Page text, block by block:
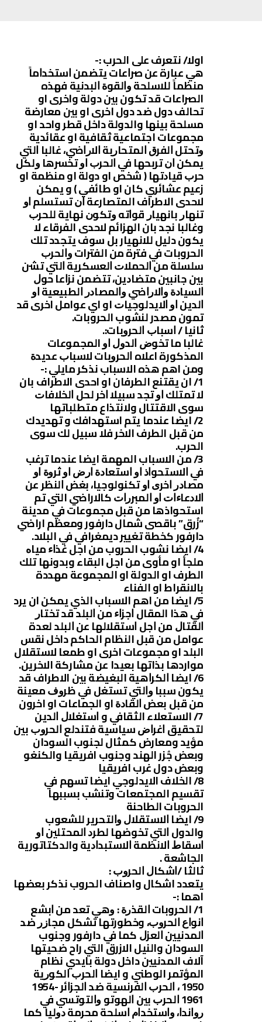
اولا/ نتعرف على الحرب :-
ﻫﻲ عبارة عن ﺻﺮﺍعات ﻳﺘﻀﻤﻦ ﺍﺳﺘﺨﺪﺍﻣﺎً
ﻣﻨﻈﻤﺎً ﻟﻼﺳﻠﺤﺔ ﻭﺍﻟﻘﻮﺓ ﺍﻟﺒﺪﻧﻴﺔ فهذه
الصراعات قد تكون بين دولة واخرى او
تحالف دول ضد دول اخرى او بين معارضة
مسلحة بينها والدولة داخل قطر واحد او
مجموعات اجتماعية ثقافية او عقائدية
ﻭﺗﺤﺘﻞ ﺍﻟﻔﺮﻕ ﺍﻟﻤﺘﺤﺎﺭﺑﺔ ﺍﻻﺭﺍﺿﻲ، ﻏﺎﻟﺒﺎ ﺍﻟﺘﻲ
ﻳﻤﻜﻦ ﺍﻥ ﺗﺮﺑﺤﻬﺎ ﻓﻲ ﺍﻟﺤﺮﺏ ﺍﻭ ﺗﺨﺴﺮﻫﺎ ﻭﻟﻜﻞ
ﺣﺮﺏ ﻗﻴﺎﺩﺗﻬﺎ ‏( ﺷﺨﺺ او دولة او منظمة او
زعيم عشائري كان او طائفي ‏) و ﻳﻤﻜﻦ
لاحدى الاطراف المتصارعة ﺍﻥ ﺗﺴﺘﺴﻠﻢ ﺍﻭ
ﺗﻨﻬﺎﺭ ﺑﺎﻧﻬﻴﺎﺭ ﻗﻮﺍﺗﻪ ﻭﺗﻜﻮﻥ ﻧﻬﺎﻳﺔ ﻟﻠﺤﺮﺏ
وغالبا نجد بان الهزائم لاحدى الفرقاء لا
يكون دليل للانهيار بل سوف يتجدد تلك
الحروبات في فترة من الفترات ﻭﺍﻟﺤﺮﺏ
ﺳﻠﺴﻠﺔ ﻣﻦ ﺍﻟﺤﻤﻼﺕ ﺍﻟﻌﺴﻜﺮﻳﺔ ﺍﻟﺘﻲ ﺗﺸﻦ
ﺑﻴﻦ ﺟﺎﻧﺒﻴﻦ ﻣﺘﻀﺎﺩﻳﻦ، ﺗﺘﻀﻤﻦ ﻧﺰﺍﻋﺎ ﺣﻮﻝ
ﺍﻟﺴﻴﺎﺩﺓ ﻭﺍﻻﺭﺍﺿﻲ ﻭﺍﻟﻤﺼﺎﺩﺭ ﺍﻟﻄﺒﻴﻌﻴﺔ ﺍﻭ
ﺍﻟﺪﻳﻦ ﺍﻭ ﺍﻻﻳﺪﻟﻮﺟﻴﺎﺕ او اي عوامل اخرى قد
تمون مصدر لنشوب الحروبات.
ثانيا / ﺍﺳﺒﺎﺏ ﺍﻟﺤﺮﻭبات:.
غالبا ما ﺗﺨﻮﺽ ﺍﻟﺪﻭﻝ ﺍﻭ المجموعات
المذكورة اعلاه ﺍﻟﺤﺮﻭبات ﻻﺳﺒﺎﺏ ﻋﺪﻳﺪﺓ
ومن اهم هذه الاسباب نذكر مايلي :-
1/ ان يقتنع الطرفان او احدى الاطراف بان
ﻻ ﺗﻤﺘﻠﻚ ﺍﻭ ﺗﺠﺪ ﺳﺒﻴﻼ ﺍﺧﺮ ﻟﺤﻞ ﺍﻟﺨﻼﻓﺎﺕ
سوى الاقتتال ولانتذاع متطلباتها
2/ ايضا ﻋﻨﺪﻣﺎ يتم استهدافك و ﺗﻬﺪﻳﺪك
من قبل الطرف الاخر فلا سبيل لك سوى
الحرب.
3/ من الاسباب المهمة ايضا ﻋﻨﺪﻣﺎ ﺗﺮﻏﺐ
ﻓﻲ ﺍﻻﺳﺘﺤﻮﺍﺫ ﺍﻭ ﺍﺳﺘﻌﺎﺩﺓ ﺍﺭﺽ ﺍﻭ ﺛﺮﻭﺓ ﺍﻭ
ﻣﺼﺎﺩﺭ ﺍﺧﺮﻯ ﺍﻭ ﺗﻜﻨﻮﻟﻮﺟﻴﺎ، ﺑﻐﺾ ﺍﻟﻨﻈﺮ ﻋﻦ
ﺍﻻﺩﻋﺎﺀﺍﺕ ﺍﻭ ﺍﻟﻤﺒﺮﺭﺍﺕ كالاراضي التي تم
استحواذها من قبل مجموعات في مدينة
“زُرق” باقصى شمال دارفور ومعظم اراضي
دارفور كخطة تغيير ديمغرافي في البلاد.
4/ ايضا نشوب الحروب من اجل ﻏﺬﺍﺀ ﻣﻴﺎﻩ
ﻣﻠﺠﺄ او مأوى من اجل البقاء وبدونها تلك
الطرف او الدولة او المجموعة مهددة
بالانقراط او الفناء
5/ ايضا من اهم الاسباب الذي يمكن ان يرد
في هذا المقال ﺍﺟﺰﺍﺀ ﻣﻦ ﺍﻟﺒﻠﺪ ﻗﺪ ﺗﺨﺘﺎﺭ
ﺍﻟﻘﺘﺎﻝ ﻣﻦ ﺍﺟﻞ ﺍﺳﺘﻘﻼﻟﻬﺎ ﻋﻦ ﺍﻟﺒﻠﺪ لعدة
عوامل من قبل النظام الحاكم داخل نقس
البلد او مجموعات اخرى او طمعا لاستقلال
مواردها بذاتها بعيدا عن مشاركة الاخرين.
6/ ايضا ﺍﻟﻜﺮﺍﻫﻴﺔ البغيضة بين الاطراف قد
يكون سببا ﻭﺍﻟﺘﻲ ﺗﺴﺘﻐﻞ ﻓﻲ ﻇﺮﻭﻑ ﻣﻌﻴﻨﺔ
ﻣﻦ ﻗﺒﻞ ﺑﻌﺾ ﺍﻟﻘﺎﺩﺓ او الجماعات او اخرون
7/ الاستعلاء الثقافي و ﺍﺳﺘﻐﻼﻝ ﺍﻟﺪﻳﻦ
ﻟﺘﺤﻘﻴﻖ ﺍﻏﺮﺍﺽ ﺳﻴﺎﺳﻴﺔ ﻓﺘﻨﺪﻟﻊ ﺍﻟﺤﺮﻭﺏ بين
مؤيد ومعارض كمثال لجنوب السودان
وبعض جُزر الهند وجنوب افريقيا والكنغو
وبعض دول غرب افريقيا
8/ الخلاف الايدلوجي ايضا تسهم في
تقسيم المجتمعات وتنشب بسببها
الحروبات الطاحنة
9/ ايضا ﺍﻻﺳﺘﻘﻼﻝ ﻭﺍﻟﺘﺤﺮﻳﺮ للشعوب
والدول ﺍﻟﺘﻲ ﺗﺨﻮﺿﻬﺎ ﻟﻄﺮﺩ ﺍﻟﻤﺤﺘﻠﻴﻦ ﺍﻭ
ﺍﺳﻘﺎﻁ ﺍﻻﻧﻈﻤﺔ ﺍﻻﺳﺘﺒﺪﺍﺩﻳﺔ والدكتاتورية
الجاشعة .
ثالثا /ﺍﺷﻜﺎﻝ ﺍﻟﺤﺮﻭﺏ :
يتعدد اشكال واصناف الحروب نذكر بعضها
اهما :-
1/ الحروبات ﺍﻟﻘﺬﺭﺓ : ﻭﻫﻲ تعد من ﺍﺑﺸﻊ
ﺍﻧﻮﺍﻉ ﺍﻟﺤﺮﻭﺏ، وخطورتها ﺗﺸﻜﻞ ﻣﺠﺎﺯﺭ ﺿﺪ
ﺍﻟﻤﺪﻧﻴﻴﻦ ﺍﻟﻌﺰﻝ ﻛﻤﺎ ﻓﻲ دارفور وجنوب
السودان والنيل الازرق التي راح ضحيتها
آلاف المدنيين داخل دولة بايدي نظام
المؤتمر الوطني و ايضا ﺍﻟﺤﺮﺏ ﺍﻟﻜﻮﺭﻳﺔ
1950 ، ﺍﻟﺤﺮﺏ ﺍﻟﻔﺮﻧﺴﻴﺔ ﺿﺪ ﺍﻟﺠﺰﺍﺋﺮ -1954
1961 ﺍﻟﺤﺮﺏ ﺑﻴﻦ ﺍﻟﻬﻮﺗﻮ ﻭﺍﻟﺘﻮﺗﺴﻲ ﻓﻲ
ﺭﻭﺍﻧﺪﺍ، ﻭﺍﺳﺘﺨﺪﺍﻡ ﺍﺳﻠﺤﺔ ﻣﺤﺮﻣﺔ ﺩﻭﻟﻴﺎ ﻛﻤﺎ